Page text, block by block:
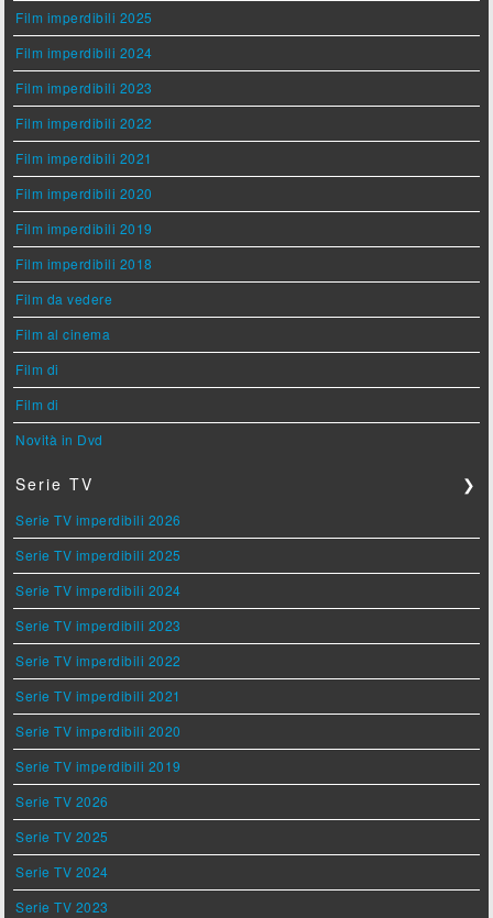
Film imperdibili 2025
Film imperdibili 2024
Film imperdibili 2023
Film imperdibili 2022
Film imperdibili 2021
Film imperdibili 2020
Film imperdibili 2019
Film imperdibili 2018
Film da vedere
Film al cinema
Film di
Film di
Novità in Dvd
Serie TV ❯
Serie TV imperdibili 2026
Serie TV imperdibili 2025
Serie TV imperdibili 2024
Serie TV imperdibili 2023
Serie TV imperdibili 2022
Serie TV imperdibili 2021
Serie TV imperdibili 2020
Serie TV imperdibili 2019
Serie TV 2026
Serie TV 2025
Serie TV 2024
Serie TV 2023